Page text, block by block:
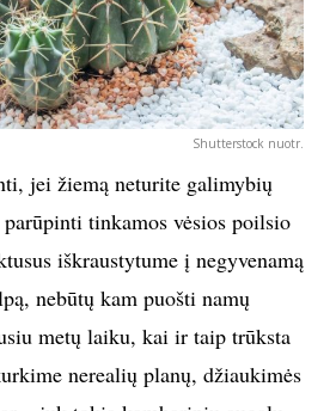
Shutterstock nuotr.
jei žiemą neturite galimybių
tinkamos vėsios poilsio
iškraustytume į negyvenamą
nebūtų kam puošti namų
metų laiku, kai ir taip trūksta
nerealių planų, džiaukimės